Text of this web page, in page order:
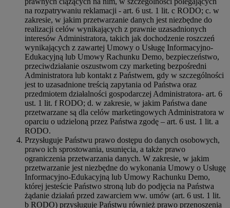
na rozpatrywaniu reklamacji - art. 6 ust. 1 lit. c RODO; c. w
zakresie, w jakim przetwarzanie danych jest niezbędne do
realizacji celów wynikających z prawnie uzasadnionych
interesów Administratora, takich jak dochodzenie roszczeń
wynikających z zawartej Umowy o Usługę Informacyjno-
Edukacyjną lub Umowy Rachunku Demo, bezpieczeństwo,
przeciwdziałanie oszustwom czy marketing bezpośredni
Administratora lub kontakt z Państwem, gdy w szczególności
jest to uzasadnione treścią zapytania od Państwa oraz
przedmiotem działalności gospodarczej Administratora- art. 6
ust. 1 lit. f RODO; d. w zakresie, w jakim Państwa dane
przetwarzane są dla celów marketingowych Administratora w
oparciu o udzieloną przez Państwa zgodę – art. 6 ust. 1 lit. a
RODO.
Przysługuje Państwu prawo dostępu do danych osobowych,
prawo ich sprostowania, usunięcia, a także prawo
ograniczenia przetwarzania danych. W zakresie, w jakim
przetwarzanie jest niezbędne do wykonania Umowy o Usługę
Informacyjno-Edukacyjną lub Umowy Rachunku Demo,
której jesteście Państwo stroną lub do podjęcia na Państwa
żądanie działań przed zawarciem ww. umów (art. 6 ust. 1 lit.
b RODO) przysługuje Państwu również prawo przenoszenia